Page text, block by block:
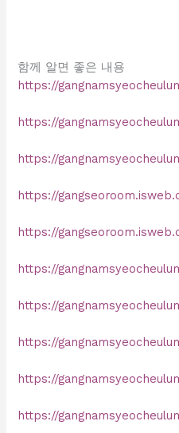
함께 알면 좋은 내용
https://
https://
https://
https://
https://
https://
https://
https://
https://
https://